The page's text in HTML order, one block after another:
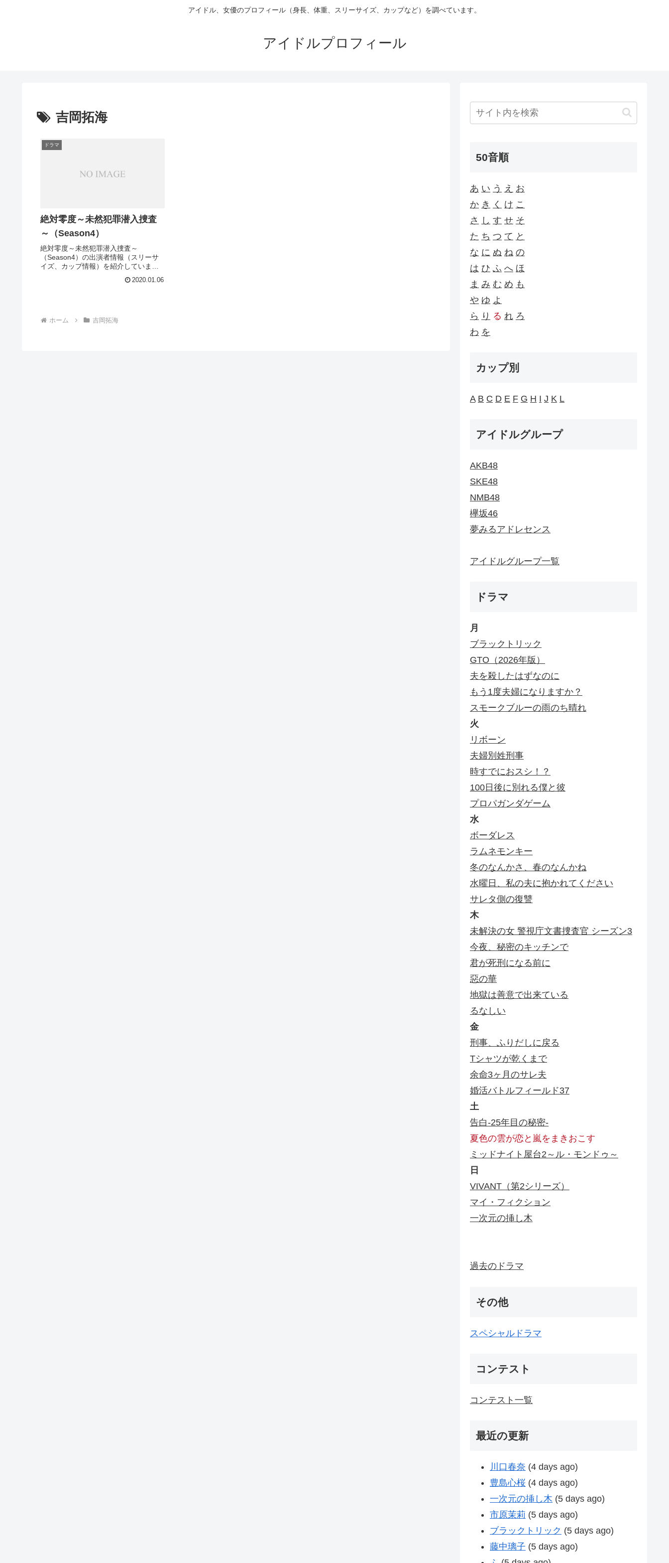
アイドル、女優のプロフィール（身長、体重、スリーサイズ、カップなど）を調べています。
アイドルプロフィール
吉岡拓海
ドラマ
絶対零度～未然犯罪潜入捜査
～（Season4）
絶対零度～未然犯罪潜入捜査～
（Season4）の出演者情報（スリーサ
イズ、カップ情報）を紹介していま
2020.01.06
ホーム 吉岡拓海
50音順
あ い う え お
か き く け こ
さ
し す せ そ
た ち つ て と
な に ぬ ね の
は ひ ふ へ ほ
ま み む め も
や ゆ よ
ら り る れ ろ
わ を
カップ別
A B C D E F G H I J K L
アイドルグループ
AKB48
SKE48
NMB48
欅坂46
夢みるアドレセンス
アイドルグループ一覧
ドラマ
月
ブラックトリック
GTO（2026年版）
夫を殺したはずなのに
もう1度夫婦になりますか？
スモークブルーの雨のち晴れ
火
リボーン
夫婦別姓刑事
時すでにおスシ！？
100日後に別れる僕と彼
プロパガンダゲーム
水
ボーダレス
ラムネモンキー
冬のなんかさ、春のなんかね
水曜日、私の夫に抱かれてください
サレタ側の復讐
木
未解決の女 警視庁文書捜査官 シーズン3
今夜、秘密のキッチンで
君が死刑になる前に
惡の華
地獄は善意で出来ている
るなしい
金
刑事、ふりだしに戻る
Tシャツが乾くまで
余命3ヶ月のサレ夫
婚活バトルフィールド37
土
告白-25年目の秘密-
夏色の雲が恋と嵐をまきおこす
ミッドナイト屋台2～ル・モンドゥ～
日
VIVANT（第2シリーズ）
マイ・フィクション
一次元の挿し木
過去のドラマ
その他
スペシャルドラマ
コンテスト
コンテスト一覧
最近の更新
川口春奈 (4 days ago)
豊島心桜 (4 days ago)
一次元の挿し木 (5 days ago)
市原茉莉 (5 days ago)
ブラックトリック (5 days ago)
藤中璃子 (5 days ago)